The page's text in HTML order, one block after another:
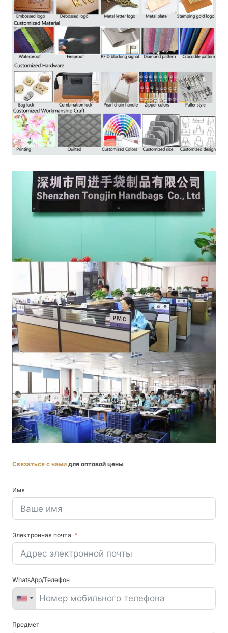
Связаться с нами для оптовой цены
Имя
Электронная почта
WhatsApp/Телефон
Предмет